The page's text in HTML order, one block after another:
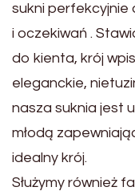
sukni
i oczekiwań .
do kienta, krój
eleganckie,
nasza suknia jest
młodą
idealny krój.
Służymy również